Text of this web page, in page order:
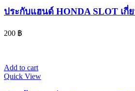
ประกับแฮนด์ HONDA SLOT เกี่
200 ฿
Add to cart
Quick View